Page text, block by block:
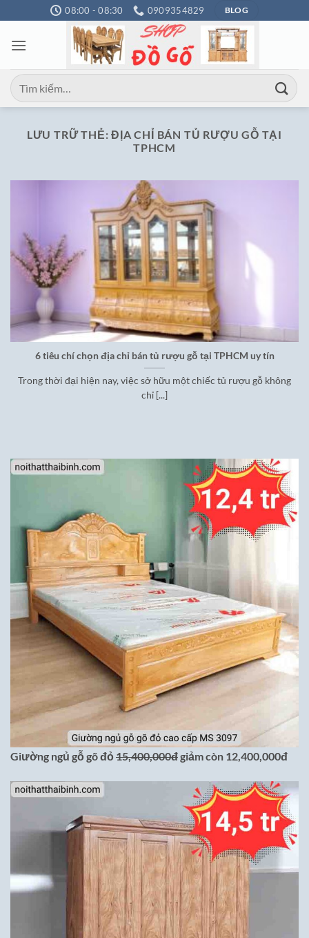
qua
nội
08:00 - 08:30 0909354829 BLOG
Tìm
kiếm:
LƯU TRỮ THẺ:ĐỊA CHỈ BÁN TỦ RƯỢU GỖ TẠI
TPHCM
6 tiêu chí chọn địa chỉ bán tủ rượu gỗ tại TPHCM uy tín
Trong thời đại hiện nay, việc sở hữu một chiếc tủ rượu gỗ không
chỉ [...]
Giường ngủ gỗ gõ đỏ 15,400,000đgiảm còn 12,400,000đ